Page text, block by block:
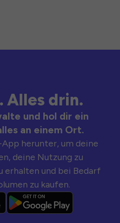
Alles drin.
und hol dir ein
an einem Ort.
herunter, um deine
deine Nutzung zu
erhalten und bei Bedarf
zu kaufen.